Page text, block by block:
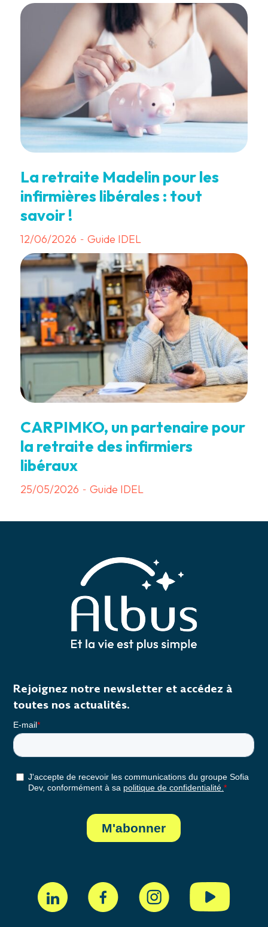
La retraite Madelin pour les
infirmières libérales : tout
savoir !
12/06/2026 - Guide IDEL
CARPIMKO, un partenaire pour
la retraite des infirmiers
libéraux
25/05/2026 - Guide IDEL
Rejoignez notre newsletter et accédez à
toutes nos actualités.